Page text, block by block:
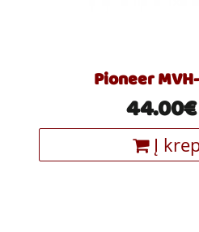
Pioneer
44.00€
Į